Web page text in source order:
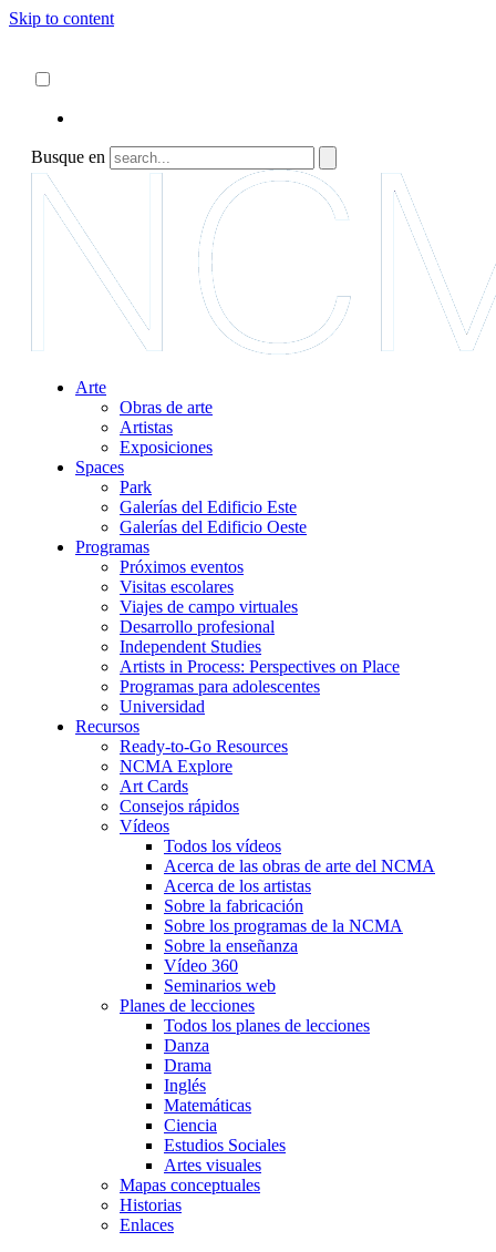
Skip to content
Busque en
Arte
Obras de arte
Artistas
Exposiciones
Spaces
Park
Galerías del Edificio Este
Galerías del Edificio Oeste
Programas
Próximos eventos
Visitas escolares
Viajes de campo virtuales
Desarrollo profesional
Independent Studies
Artists in Process: Perspectives on Place
Programas para adolescentes
Universidad
Recursos
Ready-to-Go Resources
NCMA Explore
Art Cards
Consejos rápidos
Vídeos
Todos los vídeos
Acerca de las obras de arte del NCMA
Acerca de los artistas
Sobre la fabricación
Sobre los programas de la NCMA
Sobre la enseñanza
Vídeo 360
Seminarios web
Planes de lecciones
Todos los planes de lecciones
Danza
Drama
Inglés
Matemáticas
Ciencia
Estudios Sociales
Artes visuales
Mapas conceptuales
Historias
Enlaces